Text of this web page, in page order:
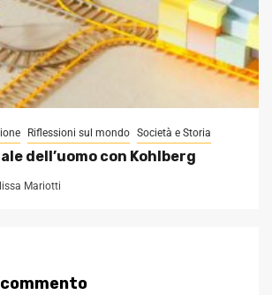
Riflessioni sul mondo Società e Storia
dell’uomo con Kohlberg
Mariotti